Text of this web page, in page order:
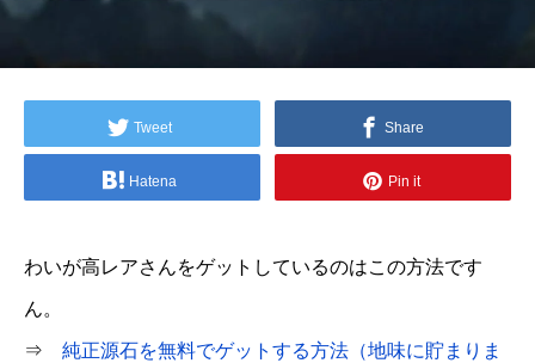
Tweet Share
Hatena Pin it
わいが高レアさんをゲットしているのはこの方法です
ん。
⇒ 純正源石を無料でゲットする方法（地味に貯まりま